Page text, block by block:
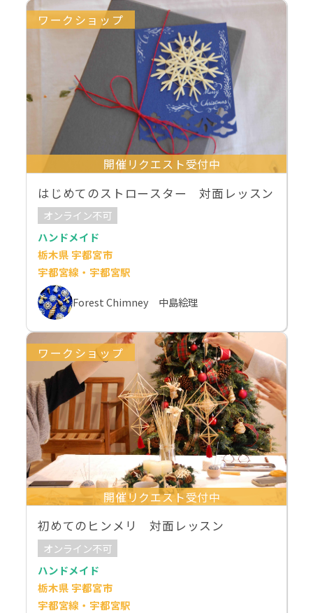
ワークショップ
開催リクエスト受付中
はじめてのストロースター 対面レッスン
オンライン不可
ハンドメイド
栃木県 宇都宮市
宇都宮線・宇都宮駅
Forest Chimney 中島絵理
ワークショップ
開催リクエスト受付中
初めてのヒンメリ 対面レッスン
オンライン不可
ハンドメイド
栃木県 宇都宮市
宇都宮線・宇都宮駅